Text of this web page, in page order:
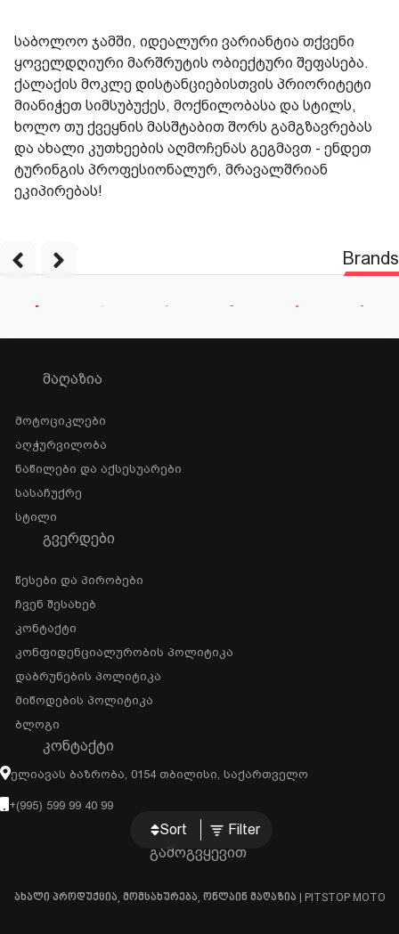
Sort Filter
საბოლოო ჯამში, იდეალური ვარიანტია თქვენი
ყოველდღიური მარშრუტის ობიექტური შეფასება.
ქალაქის მოკლე დისტანციებისთვის პრიორიტეტი
მიანიჭეთ სიმსუბუქეს, მოქნილობასა და სტილს,
ხოლო თუ ქვეყნის მასშტაბით შორს გამგზავრებას
და ახალი კუთხეების აღმოჩენას გეგმავთ - ენდეთ
ტურინგის პროფესიონალურ, მრავალშრიან
ეკიპირებას!
Brands
ᲛᲐᲦᲐᲖᲘᲐ
Მოტოციკლები
Აღჭურვილობა
Ნაწილები Და Აქსესუარები
Სასაჩუქრე
Სტილი
ᲒᲕᲔᲠᲓᲔᲑᲘ
Წესები Და Პირობები
Ჩვენ Შესახებ
Კონტაქტი
Კონფიდენციალურობის Პოლიტიკა
Დაბრუნების Პოლიტიკა
Მიწოდების Პოლიტიკა
Ბლოგი
ᲙᲝᲜᲢᲐᲥᲢᲘ
Ელიავას Ბაზრობა, 0154 Თბილისი, Საქართველო
+(995) 599 99 40 99
გამოგვყევით
ახალი პროდუქცია, მომსახურება, ონლაინ მაღაზია | PITSTOP MOTO